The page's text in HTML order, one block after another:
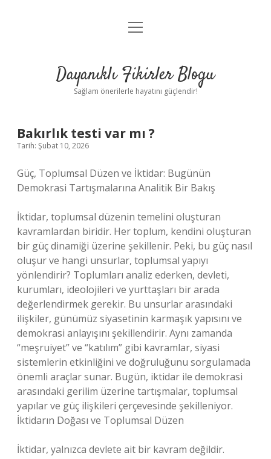
Anasayfa
Yasal Uyarı
menüyü
Dayanıklı Fikirler Blogu
Sağlam önerilerle hayatını güçlendir!
Bakırlık testi var mı ?
Tarih: Şubat 10, 2026
Güç, Toplumsal Düzen ve İktidar: Bugünün
Demokrasi Tartışmalarına Analitik Bir Bakış
İktidar, toplumsal düzenin temelini oluşturan
kavramlardan biridir. Her toplum, kendini oluşturan
bir güç dinamiği üzerine şekillenir. Peki, bu güç nasıl
oluşur ve hangi unsurlar, toplumsal yapıyı
yönlendirir? Toplumları analiz ederken, devleti,
kurumları, ideolojileri ve yurttaşları bir arada
değerlendirmek gerekir. Bu unsurlar arasındaki
ilişkiler, günümüz siyasetinin karmaşık yapısını ve
demokrasi anlayışını şekillendirir. Aynı zamanda
“meşruiyet” ve “katılım” gibi kavramlar, siyasi
sistemlerin etkinliğini ve doğruluğunu sorgulamada
önemli araçlar sunar. Bugün, iktidar ile demokrasi
arasındaki gerilim üzerine tartışmalar, toplumsal
yapılar ve güç ilişkileri çerçevesinde şekilleniyor.
İktidarın Doğası ve Toplumsal Düzen
İktidar, yalnızca devlete ait bir kavram değildir.